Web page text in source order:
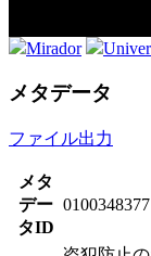
Mirador
メタデータ
ファイル出力
メタ
デー
タID
0100348377